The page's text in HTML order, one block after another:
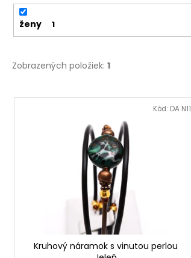
ženy 1
Zobrazených položiek: 1
V
Kruhový náramok s vinutou perlou
Kód: DA N11